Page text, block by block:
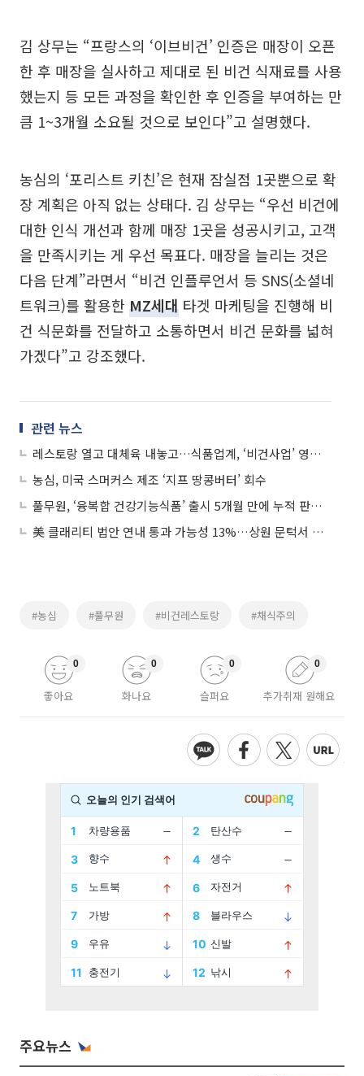
김 상무는 “프랑스의 ‘이브비건’ 인증은 매장이 오픈
한 후 매장을 실사하고 제대로 된 비건 식재료를 사용
했는지 등 모든 과정을 확인한 후 인증을 부여하는 만
큼 1~3개월 소요될 것으로 보인다”고 설명했다.
농심의 ‘포리스트 키친’은 현재 잠실점 1곳뿐으로 확
장 계획은 아직 없는 상태다. 김 상무는 “우선 비건에
대한 인식 개선과 함께 매장 1곳을 성공시키고, 고객
을 만족시키는 게 우선 목표다. 매장을 늘리는 것은
다음 단계”라면서 “비건 인플루언서 등 SNS(소셜네
트워크)를 활용한 MZ세대 타겟 마케팅을 진행해 비
건 식문화를 전달하고 소통하면서 비건 문화를 넓혀
가겠다”고 강조했다.
관련 뉴스
레스토랑 열고 대체육 내놓고…식품업계, ‘비건사업’ 영토 확장
농심, 미국 스머커스 제조 ‘지프 땅콩버터’ 회수
풀무원, ‘융복합 건강기능식품’ 출시 5개월 만에 누적 판매 100만 병 돌파
美 클래리티 법안 연내 통과 가능성 13%…상원 문턱서 제동
#농심 #풀무원 #비건레스토랑 #채식주의
좋아요
0
화나요
0
슬퍼요
0
추가취재 원해요
0
주요뉴스